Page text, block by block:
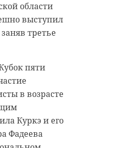
области
выступил
третье
пяти
в возрасте
Куркэ и его
Фадеева